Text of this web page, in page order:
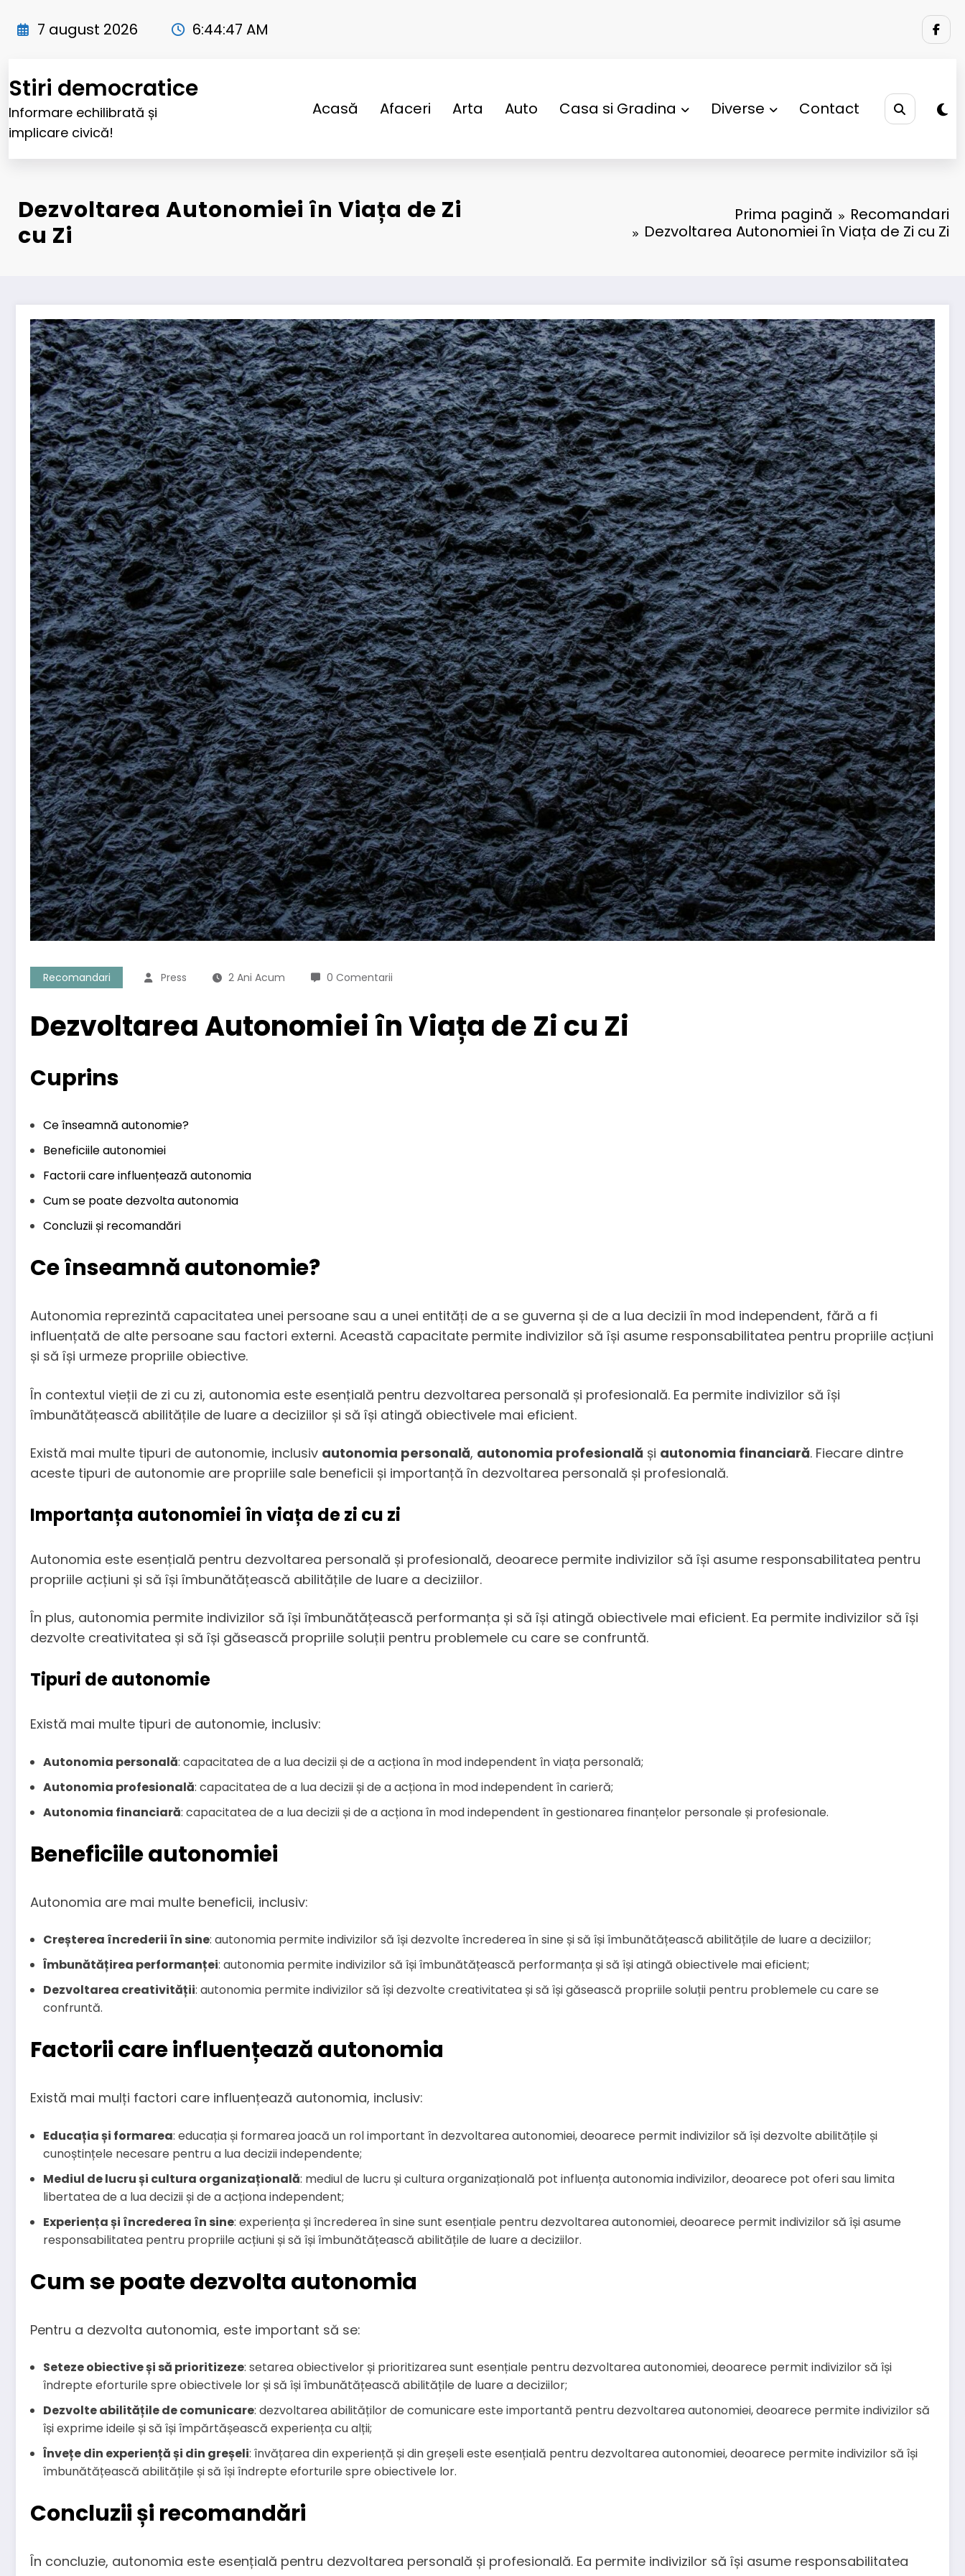
7 august 2026 6:44:48 AM
Stiri democratice
Informare echilibrată și
implicare civică!
Acasă Afaceri Arta Auto Casa si Gradina Diverse Contact
Dezvoltarea Autonomiei în Viața de Zi
cu Zi
Prima pagină
Recomandari
Dezvoltarea Autonomiei în Viața de Zi cu Zi
Recomandari Press 2 Ani Acum 0 Comentarii
Dezvoltarea Autonomiei în Viața de Zi cu Zi
Cuprins
Ce înseamnă autonomie?
Beneficiile autonomiei
Factorii care influențează autonomia
Cum se poate dezvolta autonomia
Concluzii și recomandări
Ce înseamnă autonomie?
Autonomia reprezintă capacitatea unei persoane sau a unei entități de a se guverna și de a lua decizii în mod independent, fără a fi
influențată de alte persoane sau factori externi. Această capacitate permite indivizilor să își asume responsabilitatea pentru propriile acțiuni
și să își urmeze propriile obiective.
În contextul vieții de zi cu zi, autonomia este esențială pentru dezvoltarea personală și profesională. Ea permite indivizilor să își
îmbunătățească abilitățile de luare a deciziilor și să își atingă obiectivele mai eficient.
Există mai multe tipuri de autonomie, inclusiv autonomia personală, autonomia profesională și autonomia financiară. Fiecare dintre
aceste tipuri de autonomie are propriile sale beneficii și importanță în dezvoltarea personală și profesională.
Importanța autonomiei în viața de zi cu zi
Autonomia este esențială pentru dezvoltarea personală și profesională, deoarece permite indivizilor să își asume responsabilitatea pentru
propriile acțiuni și să își îmbunătățească abilitățile de luare a deciziilor.
În plus, autonomia permite indivizilor să își îmbunătățească performanța și să își atingă obiectivele mai eficient. Ea permite indivizilor să își
dezvolte creativitatea și să își găsească propriile soluții pentru problemele cu care se confruntă.
Tipuri de autonomie
Există mai multe tipuri de autonomie, inclusiv:
Autonomia personală: capacitatea de a lua decizii și de a acționa în mod independent în viața personală;
Autonomia profesională: capacitatea de a lua decizii și de a acționa în mod independent în carieră;
Autonomia financiară: capacitatea de a lua decizii și de a acționa în mod independent în gestionarea finanțelor personale și profesionale.
Beneficiile autonomiei
Autonomia are mai multe beneficii, inclusiv:
Creșterea încrederii în sine: autonomia permite indivizilor să își dezvolte încrederea în sine și să își îmbunătățească abilitățile de luare a deciziilor;
Îmbunătățirea performanței: autonomia permite indivizilor să își îmbunătățească performanța și să își atingă obiectivele mai eficient;
Dezvoltarea creativității: autonomia permite indivizilor să își dezvolte creativitatea și să își găsească propriile soluții pentru problemele cu care se
confruntă.
Factorii care influențează autonomia
Există mai mulți factori care influențează autonomia, inclusiv:
Educația și formarea: educația și formarea joacă un rol important în dezvoltarea autonomiei, deoarece permit indivizilor să își dezvolte abilitățile și
cunoștințele necesare pentru a lua decizii independente;
Mediul de lucru și cultura organizațională: mediul de lucru și cultura organizațională pot influența autonomia indivizilor, deoarece pot oferi sau limita
libertatea de a lua decizii și de a acționa independent;
Experiența și încrederea în sine: experiența și încrederea în sine sunt esențiale pentru dezvoltarea autonomiei, deoarece permit indivizilor să își asume
responsabilitatea pentru propriile acțiuni și să își îmbunătățească abilitățile de luare a deciziilor.
Cum se poate dezvolta autonomia
Pentru a dezvolta autonomia, este important să se:
Seteze obiective și să prioritizeze: setarea obiectivelor și prioritizarea sunt esențiale pentru dezvoltarea autonomiei, deoarece permit indivizilor să își
îndrepte eforturile spre obiectivele lor și să își îmbunătățească abilitățile de luare a deciziilor;
Dezvolte abilitățile de comunicare: dezvoltarea abilităților de comunicare este importantă pentru dezvoltarea autonomiei, deoarece permite indivizilor să
își exprime ideile și să își împărtășească experiența cu alții;
Învețe din experiență și din greșeli: învățarea din experiență și din greșeli este esențială pentru dezvoltarea autonomiei, deoarece permite indivizilor să își
îmbunătățească abilitățile și să își îndrepte eforturile spre obiectivele lor.
Concluzii și recomandări
În concluzie, autonomia este esențială pentru dezvoltarea personală și profesională. Ea permite indivizilor să își asume responsabilitatea